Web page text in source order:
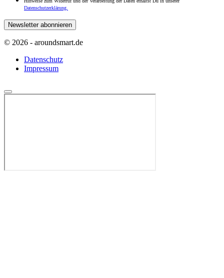
Datenschutzerklärung.
© 2026 - aroundsmart.de
Datenschutz
Impressum